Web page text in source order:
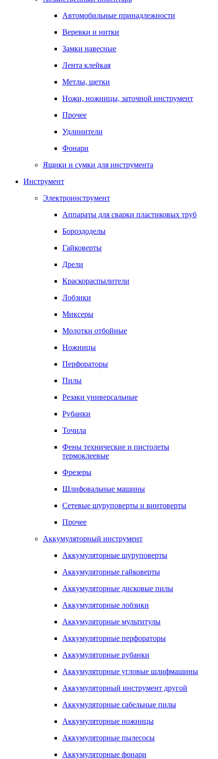
Автомобильные принадлежности
Веревки и нитки
Замки навесные
Лента клейкая
Метлы, щетки
Ножи, ножницы, заточной инструмент
Прочее
Удлинители
Фонари
Ящики и сумки для инструмента
Инструмент
Электроинструмент
Аппараты для сварки пластиковых труб
Бороздоделы
Гайковерты
Дрели
Краскораспылители
Лобзики
Миксеры
Молотки отбойные
Ножницы
Перфораторы
Пилы
Резаки универсальные
Рубанки
Точила
Фены технические и пистолеты
термоклеевые
Фрезеры
Шлифовальные машины
Сетевые шуруповерты и винтоверты
Прочее
Аккумуляторный инструмент
Аккумуляторные шуруповерты
Аккумуляторные гайковерты
Аккумуляторные дисковые пилы
Аккумуляторные лобзики
Аккумуляторные мультитулы
Аккумуляторные перфораторы
Аккумуляторные рубанки
Аккумуляторные угловые шлифмашины
Аккумуляторный инструмент другой
Аккумуляторные сабельные пилы
Аккумуляторные ножницы
Аккумуляторные пылесосы
Аккумуляторные фонари